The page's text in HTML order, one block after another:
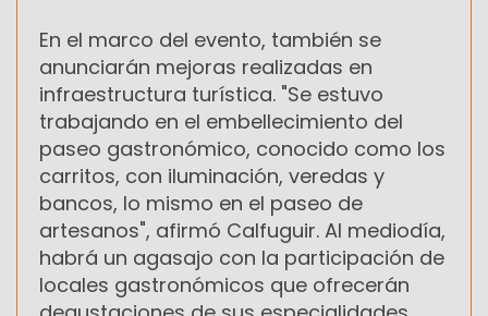
En el marco del evento, también se
anunciarán mejoras realizadas en
infraestructura turística. "Se estuvo
trabajando en el embellecimiento del
paseo gastronómico, conocido como los
carritos, con iluminación, veredas y
bancos, lo mismo en el paseo de
artesanos", afirmó Calfuguir. Al mediodía,
habrá un agasajo con la participación de
locales gastronómicos que ofrecerán